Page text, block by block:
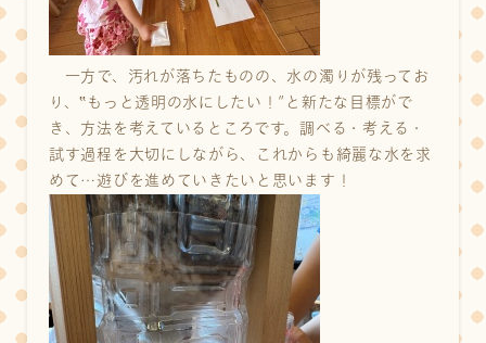
一方で、汚れが落ちたものの、水の濁りが残ってお
り、‟もっと透明の水にしたい！”と新たな目標がで
き、方法を考えているところです。調べる・考える・
試す過程を大切にしながら、これからも綺麗な水を求
めて…遊びを進めていきたいと思います！